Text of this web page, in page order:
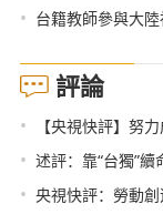
• 台籍教師參與大
評論
• 【央視快評】努力
• 述評：靠“台獨”
• 央視快評：勞動